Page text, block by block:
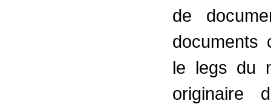
de
documents
le legs du
originaire